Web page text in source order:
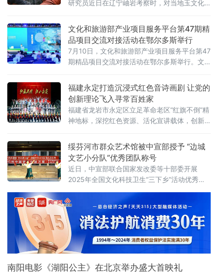
研究员近日在辽宁岫岩考察时，对当地玉文化
桐玉文化博物馆期间，王巍仔细观摩了巨型玉
雕作品“万里长城”，详细询问创作历程后，建议
将这件代表当代岫岩玉雕最高水准的国宝级作
品陈列于人民大会堂。王巍指出，该作品将中
华万年玉文化与传统古文明有机交融，生动体
文化和旅游部产业项目服务平台第47期精
品项目交流对接活动在鄂尔多斯举行
7月10日，文化和旅游部产业项目服务平台第47
期精品项目交流对接活动在鄂尔多斯举行。文
旅游厅负责同志出席活动并致辞。文化和旅游
部产业发展司负责同志表示，本次项目对接活
动聚焦存量提质增效，坚持市场导向、创意赋
能的发展思路，通过业态升级、场景再造、功
能重塑、运营创新，深挖地域特色，以金融为
福建永定打造沉浸式红色音诗画剧 让党的
创新理论飞入寻常百姓家
福建省龙岩市永定区立足革命老区“红旗不倒”精
神地标，深挖红色资源、活化宣讲载体，创新
把理论课堂搬上舞台、把道理阐释融入故事，
探索出一条文艺化、场景化、大众化、常态化
的理论宣讲新路径，让党的创新理论真正飞入
寻常百姓家，为推动永定高质量发展凝心聚力
绥芬河市群众艺术馆被中宣部授予 “边城
文艺小分队”优秀团队称号
近日，中宣部联合国家发改委等十部委开展
2025年全国文化科技卫生“三下乡”活动优秀团
优秀团队、100名个人为服务标兵。绥芬河市群
众艺术馆“边城文艺小分队”被评选为优秀团队。
南阳电影《湖阳公主》在北京举办盛大首映礼